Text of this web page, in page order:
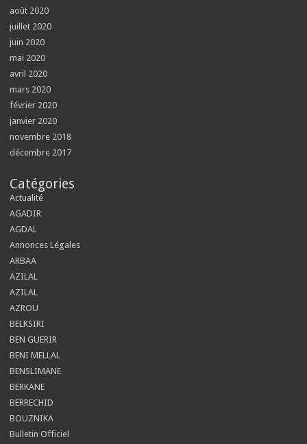
août 2020
juillet 2020
juin 2020
mai 2020
avril 2020
mars 2020
février 2020
janvier 2020
novembre 2018
décembre 2017
Catégories
Actualité
AGADIR
AGDAL
Annonces Légales
ARBAA
AZILAL
AZILAL
AZROU
BELKSIRI
BEN GUERIR
BENI MELLAL
BENSLIMANE
BERKANE
BERRECHID
BOUZNIKA
Bulletin Officiel